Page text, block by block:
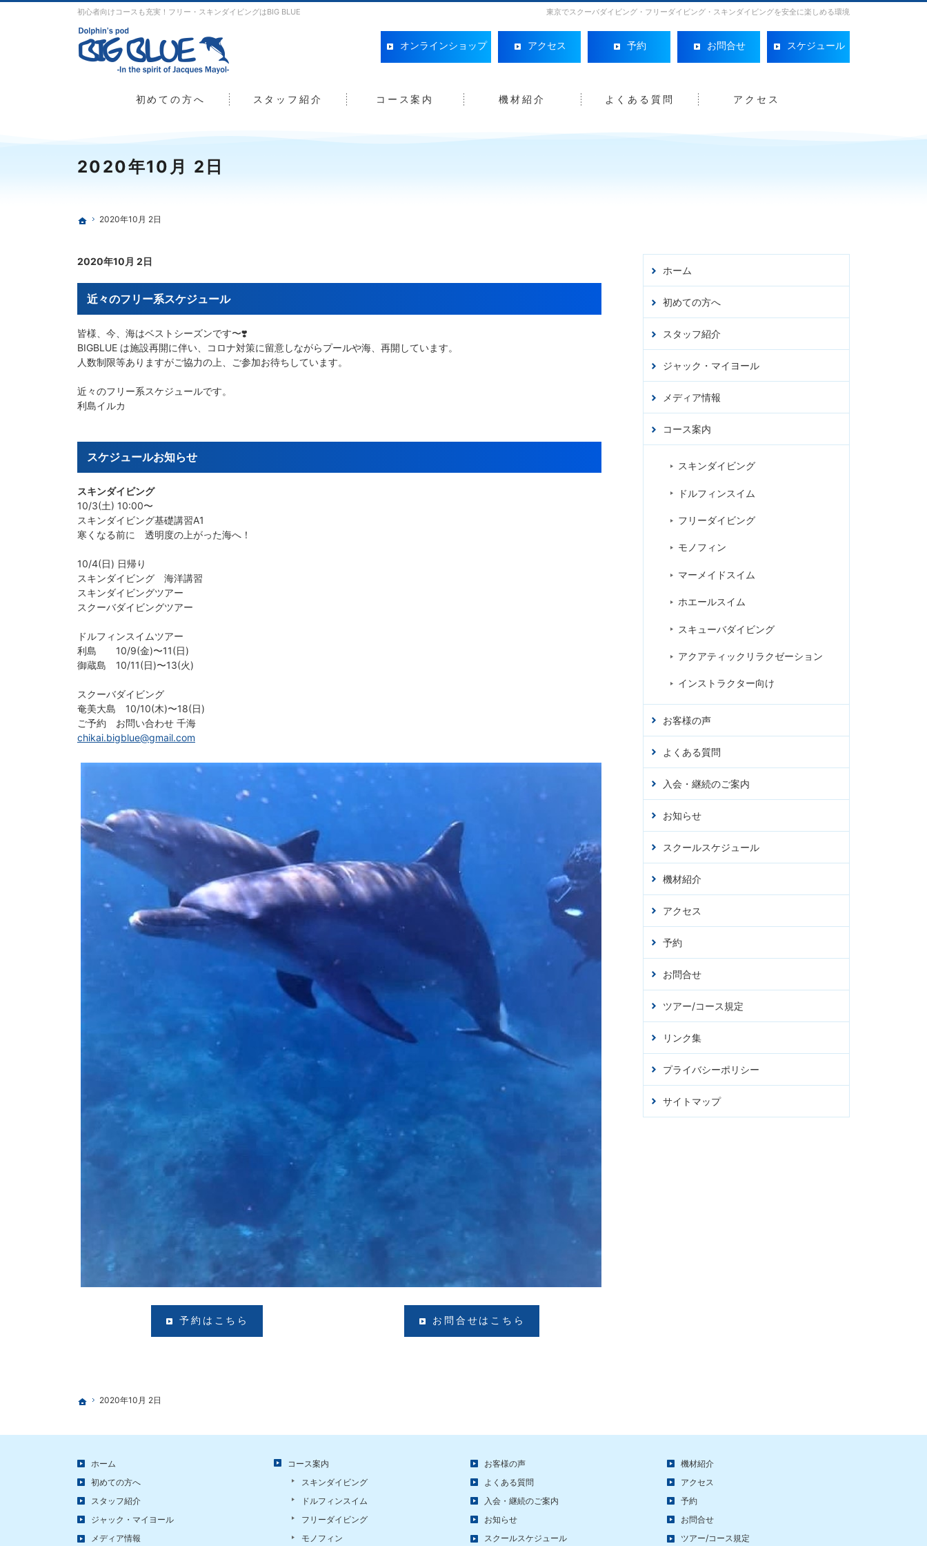
2020年10月 2日
東京でスクーバダイビング・フリーダイビング・スキンダイビングを安全に楽しめる環境
初心者向けコースも充実！フリー・スキンダイビングはBIG BLUE
ホーム
2020年10月 2日
2020年10月 2日
近々のフリー系スケジュール
皆様、今、海はベストシーズンです〜❣️
BIGBLUE は施設再開に伴い、コロナ対策に留意しながらプールや海、再開しています。
人数制限等ありますがご協力の上、ご参加お待ちしています。
近々のフリー系スケジュールです。
利島イルカ
スケジュールお知らせ
スキンダイビング
10/3(土) 10:00〜
スキンダイビング基礎講習A1
寒くなる前に 透明度の上がった海へ！
10/4(日) 日帰り
スキンダイビング 海洋講習
スキンダイビングツアー
スクーバダイビングツアー
ドルフィンスイムツアー
利島 10/9(金)〜11(日)
御蔵島 10/11(日)〜13(火)
スクーバダイビング
奄美大島 10/10(木)〜18(日)
ご予約 お問い合わせ 千海
chikai.bigblue@gmail.com
予約はこちら お問合せはこちら
ホーム
初めての方へ
スタッフ紹介
ジャック・マイヨール
メディア情報
コース案内
スキンダイビング
ドルフィンスイム
フリーダイビング
モノフィン
マーメイドスイム
ホエールスイム
スキューバダイビング
アクアティックリラクゼーション
インストラクター向け
お客様の声
よくある質問
入会・継続のご案内
お知らせ
スクールスケジュール
機材紹介
アクセス
予約
お問合せ
ツアー/コース規定
リンク集
プライバシーポリシー
サイトマップ
ホーム
2020年10月 2日
オンラインショップ アクセス 予約 お問合せ スケジュール
初めての方へ スタッフ紹介 コース案内 機材紹介 よくある質問 アクセス
ホーム
初めての方へ
スタッフ紹介
ジャック・マイヨール
メディア情報
コース案内
スキンダイビング
ドルフィンスイム
フリーダイビング
モノフィン
お客様の声
よくある質問
入会・継続のご案内
お知らせ
スクールスケジュール
機材紹介
アクセス
予約
お問合せ
ツアー/コース規定